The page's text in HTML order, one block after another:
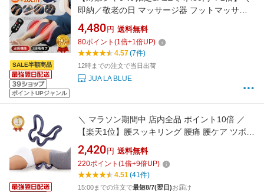
SALE半額商品
ポイントUPジャンル
即納／敬老の日 マッサージ器 フットマッサー
ジャー 足マッサージ機 ふくらはぎ リモコン フ
ットケア マッサージ 誕生日 プレゼント 母の日
父の日 脚マッサージ
4,480 円 送料無料
80ポイント (1倍+1倍UP)
4.57(7件)
12時までの注文で当日出荷
JUA LA BLUE
＼ マラソン期間中 店内全品 ポイント10倍 ／
【楽天1位】腰スッキリング 腰痛 腰ケア ツボ押
し グッズ ストレッチ 仙骨 梨状筋 押し ほぐし
マッサージ 指圧 背中 器具 デスクワーク 在宅ワ
ーク 骨盤 指圧代用器 硬質素材 リバーシブル コ
ンパクト 健康グッズ ツボ押し
2,420 円 送料無料
220ポイント (1倍+9倍UP)
4.51(41件)
15:00までの注文で最短8/7(翌日)お届け